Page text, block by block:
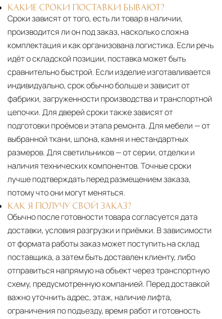
КАКИЕ СРОКИ ПОСТАВКИ БЫВАЮТ?
Сроки зависят от того, есть ли товар в наличии,
производится ли он под заказ, насколько сложна
комплектация и как организована логистика. Если речь
идёт о складской позиции, поставка может быть
сравнительно быстрой. Если изделие изготавливается
индивидуально, срок обычно больше и зависит от
фабрики, загруженности производства и транспортной
цепочки. Для дверей сроки также зависят от
подготовки проёмов и этапа ремонта. Для мебели — от
выбранной ткани, шпона, камня и нестандартных
размеров. Для светильников — от серии, отделки и
наличия технических компонентов. Точные сроки
лучше подтверждать перед размещением заказа,
потому что они могут меняться.
КАК Я ПОЛУЧУ СВОЙ ЗАКАЗ?
Обычно после готовности товара согласуется дата
доставки, условия разгрузки и приёмки. В зависимости
от формата работы заказ может поступить на склад
поставщика, а затем быть доставлен клиенту, либо
отправиться напрямую на объект через транспортную
схему, предусмотренную компанией. Перед доставкой
важно уточнить адрес, этаж, наличие лифта,
ограничения по подъезду, время работ и готовность